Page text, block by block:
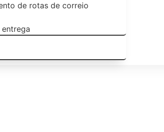
de rotas de correio